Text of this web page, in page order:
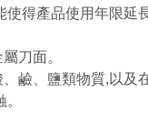
得產品使用年限延
刀面。
鹼、鹽類物質,以及